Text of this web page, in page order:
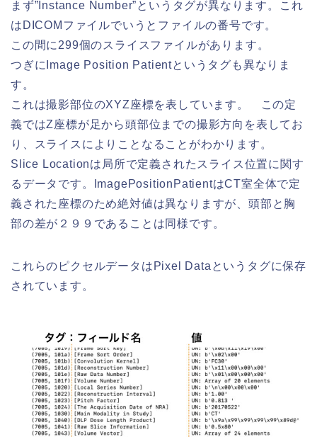
まず”Instance Number”というタグが異なります。これ
はDICOMファイルでいうとファイルの番号です。
この間に299個のスライスファイルがあります。
つぎにImage Position Patientというタグも異なりま
す。
これは撮影部位のXYZ座標を表しています。 この定
義ではZ座標が足から頭部位までの撮影方向を表してお
り、スライスによりことなることがわかります。
Slice Locationは局所で定義されたスライス位置に関す
るデータです。ImagePositionPatientはCT室全体で定
義された座標のため絶対値は異なりますが、頭部と胸
部の差が２９９であることは同様です。
これらのピクセルデータはPixel Dataというタグに保存
されています。